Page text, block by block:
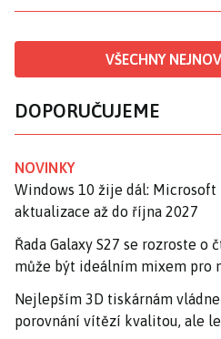
VŠECHNY
DOPORUČUJEME
NOVINKY
Windows 10 žije dál:
aktualizace až do října 2027
Řada Galaxy S27 se rozroste
může být ideálním mixem pro
Nejlepším 3D tiskárnám vládne
porovnání vítězí kvalitou, ale